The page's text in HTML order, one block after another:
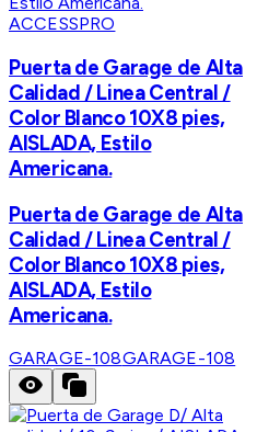
ACCESSPRO
Puerta de Garage de Alta
Calidad / Linea Central /
Color Blanco 10X8 pies,
AISLADA, Estilo
Americana.
Puerta de Garage de Alta
Calidad / Linea Central /
Color Blanco 10X8 pies,
AISLADA, Estilo
Americana.
GARAGE-108GARAGE-108